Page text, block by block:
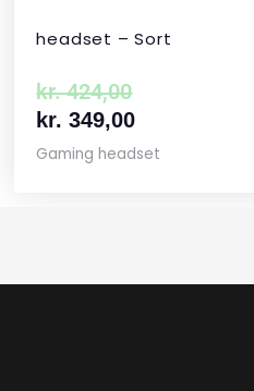
headset – Sort
kr.424,00
kr. 349,00
Gaming headset